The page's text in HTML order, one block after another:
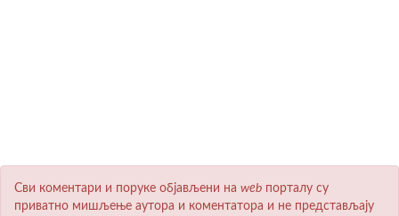
Сви коментари и поруке објављени на wеb порталу су
приватно мишљење аутора и коментатора и не представљају